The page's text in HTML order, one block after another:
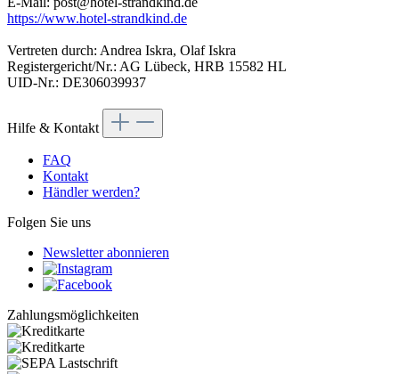
https://www.hotel-strandkind.de
Vertreten durch: Andrea Iskra, Olaf Iskra
Registergericht/Nr.: AG Lübeck, HRB 15582 HL
UID-Nr.: DE306039937
Hilfe & Kontakt
FAQ
Kontakt
Händler werden?
Folgen Sie uns
Newsletter abonnieren
Zahlungsmöglichkeiten